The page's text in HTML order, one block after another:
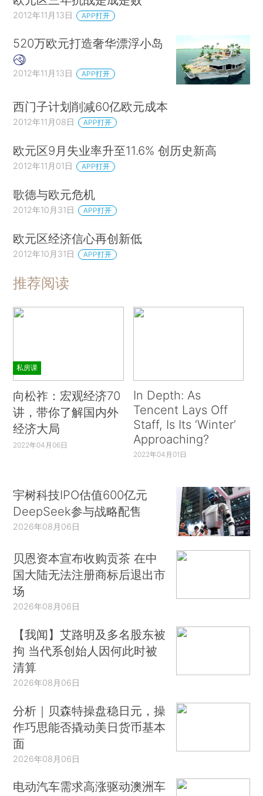
2012年11月13日 APP打开
520万欧元打造奢华漂浮小岛
2012年11月13日 APP打开
西门子计划削减60亿欧元成本
2012年11月08日 APP打开
欧元区9月失业率升至11.6% 创历史新高
2012年11月01日 APP打开
歌德与欧元危机
2012年10月31日 APP打开
欧元区经济信心再创新低
2012年10月31日 APP打开
推荐阅读
私房课
向松祚：宏观经济70
讲，带你了解国内外
经济大局
2022年04月06日
In Depth: As
Tencent Lays Off
Staff, Is Its ‘Winter’
Approaching?
2022年04月01日
宇树科技IPO估值600亿元
DeepSeek参与战略配售
2026年08月06日
贝恩资本宣布收购贡茶 在中
国大陆无法注册商标后退出市
场
2026年08月06日
【我闻】艾路明及多名股东被
拘 当代系创始人因何此时被
清算
2026年08月06日
分析｜贝森特操盘稳日元，操
作巧思能否撬动美日货币基本
面
2026年08月06日
电动汽车需求高涨驱动澳洲车